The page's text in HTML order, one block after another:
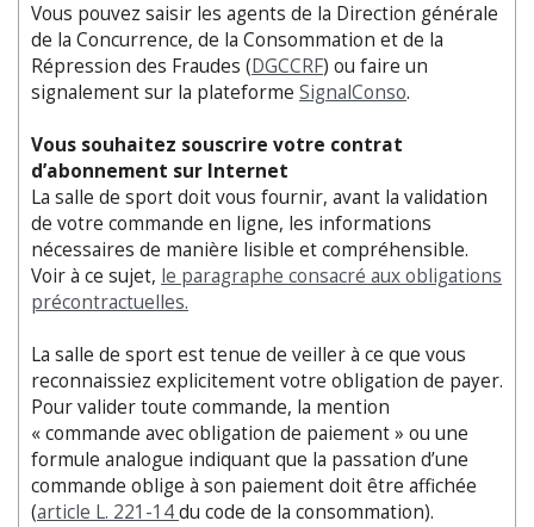
Vous pouvez saisir les agents de la Direction générale
de la Concurrence, de la Consommation et de la
Répression des Fraudes (DGCCRF) ou faire un
signalement sur la plateforme SignalConso.
Vous souhaitez souscrire votre contrat
d’abonnement sur Internet
La salle de sport doit vous fournir, avant la validation
de votre commande en ligne, les informations
nécessaires de manière lisible et compréhensible.
Voir à ce sujet, le paragraphe consacré aux obligations
précontractuelles.
La salle de sport est tenue de veiller à ce que vous
reconnaissiez explicitement votre obligation de payer.
Pour valider toute commande, la mention
« commande avec obligation de paiement » ou une
formule analogue indiquant que la passation d’une
commande oblige à son paiement doit être affichée
(article L. 221-14du code de la consommation).